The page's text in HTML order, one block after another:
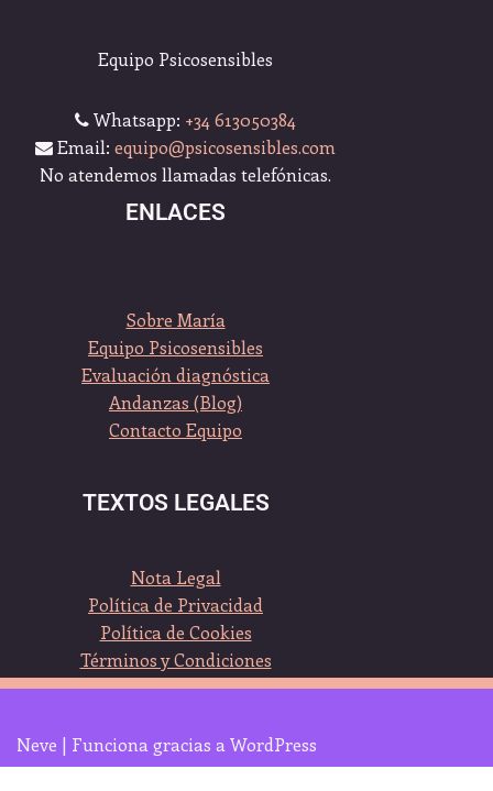
Equipo Psicosensibles
Whatsapp: +34 613050384
Email: equipo@psicosensibles.com
No atendemos llamadas telefónicas.
ENLACES
Sobre María
Equipo Psicosensibles
Evaluación diagnóstica
Andanzas (Blog)
Contacto Equipo
TEXTOS LEGALES
Nota Legal
Política de Privacidad
Política de Cookies
Términos y Condiciones
Neve | Funciona gracias a WordPress